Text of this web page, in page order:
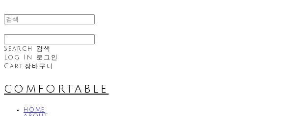
Search
검색
Log In
로그인
Cart 장바구니
comfortable
HOME